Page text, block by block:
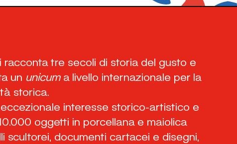
racconta tre secoli di storia del gusto e
un unicum a livello internazionale per la
storica.
interesse storico-artistico e
oggetti in porcellana e maiolica
scultorei, documenti cartacei e disegni,